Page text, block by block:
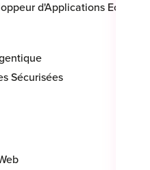
d'Applications Eco-
Sécurisées